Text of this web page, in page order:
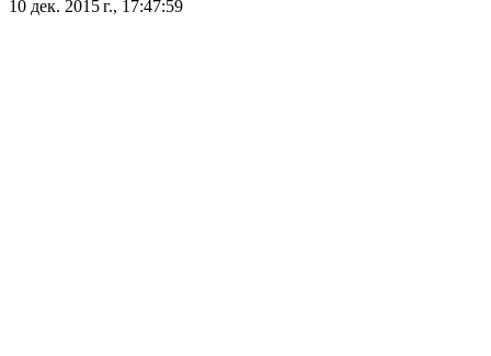
10 дек. 2015 г., 17:47:59